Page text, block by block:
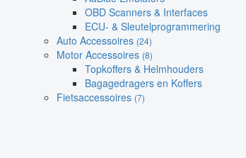
OBD Scanners & Interfaces
ECU- & Sleutelprogrammering
Auto Accessoires (24)
Motor Accessoires (8)
Topkoffers & Helmhouders
Bagagedragers en Koffers
Fietsaccessoires (7)